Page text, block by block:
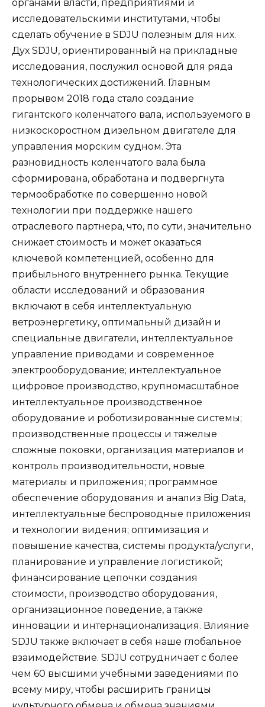
органами власти, предприятиями и
исследовательскими институтами, чтобы
сделать обучение в SDJU полезным для них.
Дух SDJU, ориентированный на прикладные
исследования, послужил основой для ряда
технологических достижений. Главным
прорывом 2018 года стало создание
гигантского коленчатого вала, используемого в
низкоскоростном дизельном двигателе для
управления морским судном. Эта
разновидность коленчатого вала была
сформирована, обработана и подвергнута
термообработке по совершенно новой
технологии при поддержке нашего
отраслевого партнера, что, по сути, значительно
снижает стоимость и может оказаться
ключевой компетенцией, особенно для
прибыльного внутреннего рынка. Текущие
области исследований и образования
включают в себя интеллектуальную
ветроэнергетику, оптимальный дизайн и
специальные двигатели, интеллектуальное
управление приводами и современное
электрооборудование; интеллектуальное
цифровое производство, крупномасштабное
интеллектуальное производственное
оборудование и роботизированные системы;
производственные процессы и тяжелые
сложные поковки, организация материалов и
контроль производительности, новые
материалы и приложения; программное
обеспечение оборудования и анализ Big Data,
интеллектуальные беспроводные приложения
и технологии видения; оптимизация и
повышение качества, системы продукта/услуги,
планирование и управление логистикой;
финансирование цепочки создания
стоимости, производство оборудования,
организационное поведение, а также
инновации и интернационализация. Влияние
SDJU также включает в себя наше глобальное
взаимодействие. SDJU сотрудничает с более
чем 60 высшими учебными заведениями по
всему миру, чтобы расширить границы